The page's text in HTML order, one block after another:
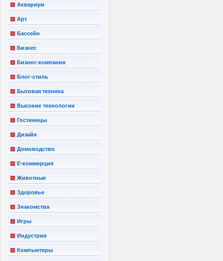
Аквариум
Арт
Бассейн
Бизнес
Бизнес-компания
Блог-стиль
Бытовая техника
Высокие технологии
Гостиницы
Дизайн
Домоводство
Е-коммерция
Животные
Здоровье
Знакомства
Игры
Индустрия
Компьютеры